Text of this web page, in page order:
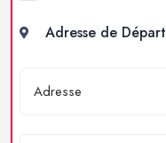
Adresse de Départ